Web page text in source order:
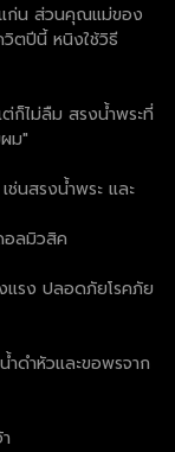
ก่น ส่วนคุณแม่ของ
ตปีนี้ หนิงใช้วิธี
ก็ไม่ลืม สรงน้ำพระที่
ม"
นสรงน้ำพระ และ
อลมิวสิค
แรง ปลอดภัยโรคภัย
ำหัวและขอพรจาก